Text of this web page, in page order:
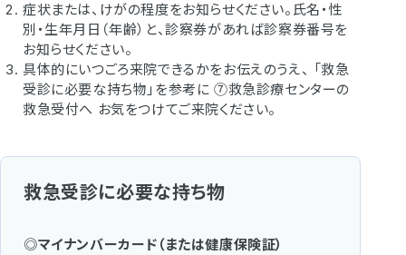
症状または、けがの程度をお知らせください。氏名・性
別・生年月日（年齢）と、診察券があれば診察券番号を
お知らせください。
具体的にいつごろ来院できるかをお伝えのうえ、 「救急
受診に必要な持ち物」を参考に ⑦救急診療センターの
救急受付へ お気をつけてご来院ください。
救急受診に必要な持ち物
◎マイナンバーカード（または健康保険証）